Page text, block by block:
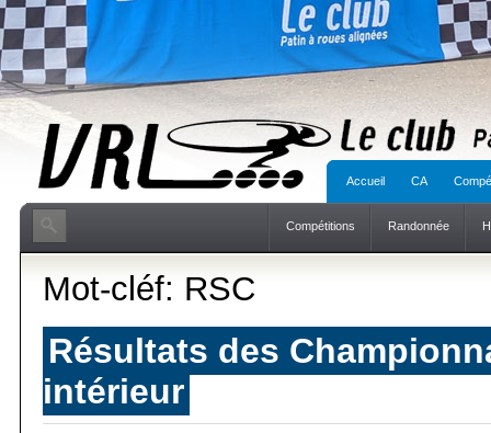
Accueil CA
Compétitions Randonnée
Mot-cléf: RSC
Résultats des
intérieur